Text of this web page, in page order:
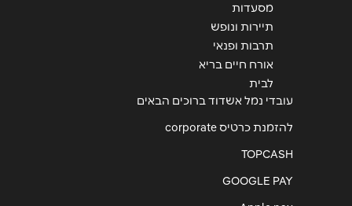
מסעדות
תיירות ונופש
תרבות ופנאי
אורח חיים בריא
לבית
עובדי נמל אשדוד ברוכים הבאים
להזמנת כרטיס corporate
TOPCASH
GOOGLE PAY